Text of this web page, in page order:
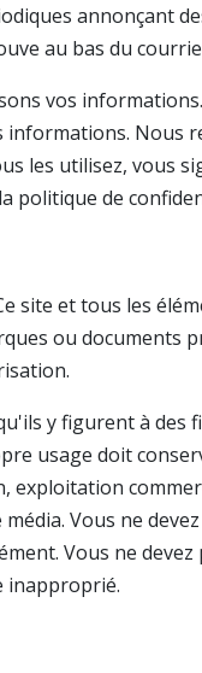
annonçant
au bas du
vos
Nous
les utilisez, vous
politique de
site et tous les
ou
y figurent à des
usage doit
Vous ne
Vous ne
inapproprié.